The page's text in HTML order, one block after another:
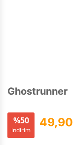
Ghostrunner
%50
indirim
49,90